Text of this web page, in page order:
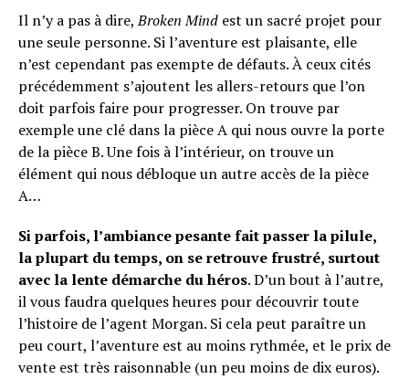
Il n’y a pas à dire,Broken Mind est un sacré projet pour
une seule personne. Si l’aventure est plaisante, elle
n’est cependant pas exempte de défauts. À ceux cités
précédemment s’ajoutent les allers-retours que l’on
doit parfois faire pour progresser. On trouve par
exemple une clé dans la pièce A qui nous ouvre la porte
de la pièce B. Une fois à l’intérieur, on trouve un
élément qui nous débloque un autre accès de la pièce
A…
Si parfois, l’ambiance pesante fait passer la pilule,
la plupart du temps, on se retrouve frustré, surtout
avec la lente démarche du héros. D’un bout à l’autre,
il vous faudra quelques heures pour découvrir toute
l’histoire de l’agent Morgan. Si cela peut paraître un
peu court, l’aventure est au moins rythmée, et le prix de
vente est très raisonnable (un peu moins de dix euros).
Flipboard
Reddit
Pinterest